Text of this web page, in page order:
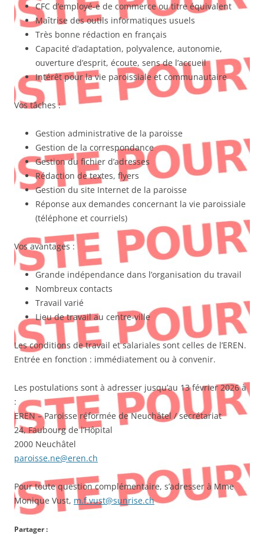
CFC d’employé-e de commerce ou titre équivalent
Maîtrise des outils informatiques usuels
Très bonne rédaction en français
Capacité d’adaptation, polyvalence, autonomie,
ouverture d’esprit, écoute, sens de l’accueil
Intérêt pour la vie paroissiale et communautaire
Vos tâches :
Gestion administrative de la paroisse
Gestion de la correspondance
Gestion du fichier d’adresses
Rédaction de textes, flyers
Gestion du site Internet de la paroisse
Réponse aux demandes concernant la vie paroissiale
(téléphone et courriels)
Vos avantages :
Grande indépendance dans l’organisation du travail
Nombreux contacts
Travail varié
Lieu de travail au centre-ville
Les conditions de travail et salariales sont celles de l’EREN.
Entrée en fonction : immédiatement ou à convenir.
Les postulations sont à adresser jusqu’au 13 février 2026 à
:
EREN – Paroisse réformée de Neuchâtel / secrétariat
24, Faubourg de l’Hôpital
2000 Neuchâtel
paroisse.ne@eren.ch
Pour toute question complémentaire, s’adresser à Mme
Monique Vust, m.f.vust@sunrise.ch
Partager :